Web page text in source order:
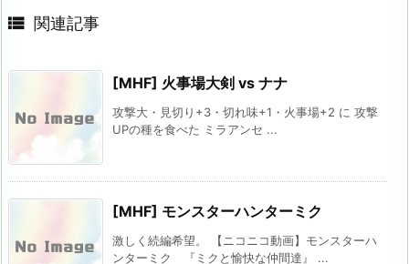
 関連記事
[MHF] 火事場大剣 vs ナナ
攻撃大・見切り+3・切れ味+1・火事場+2 に 攻撃
UPの種を食べた ミラアンセ ...
[MHF] モンスターハンターミク
激しく続編希望。 【ニコニコ動画】モンスターハ
ンターミク 『ミクと愉快な仲間達』 ...